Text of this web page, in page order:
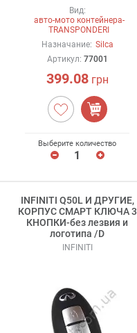
Вид:
авто-мото контейнера-
TRANSPONDERI
Назначание: Silca
Артикул: 77001
399.08грн
Выберите количество
INFINITI Q50L И ДРУГИЕ,
КОРПУС СМАРТ КЛЮЧА 3
КНОПКИ-без лезвия и
логотипа /D
INFINITI